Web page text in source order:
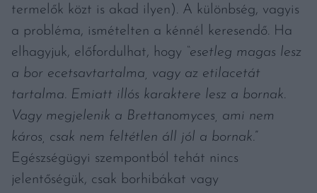
termelők közt is akad ilyen). A különbség, vagyis
a probléma, ismételten a kénnél keresendő. Ha
elhagyjuk, előfordulhat, hogy
“esetleg magas lesz
a bor ecetsavtartalma, vagy az etilacetát
tartalma. Emiatt illós karaktere lesz a bornak.
Vagy megjelenik a Brettanomyces, ami nem
káros, csak nem feltétlen áll jól a bornak.
Egészségügyi szempontból tehát nincs
jelentőségük, csak borhibákat vagy